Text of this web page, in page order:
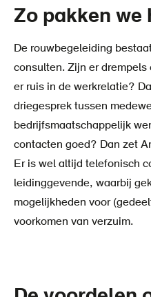
Zo pakken we
De rouwbegeleiding
consulten. Zijn er
er ruis in de werkrelatie?
driegesprek tussen
bedrijfsmaatschappelijk
contacten goed? Dan zet
Er is wel altijd telefonisch
leidinggevende, waarbij
mogelijkheden voor
voorkomen van verzuim.